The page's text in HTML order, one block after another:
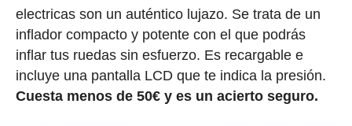
electricas son un auténtico lujazo. Se trata de un
inflador compacto y potente con el que podrás
inflar tus ruedas sin esfuerzo. Es recargable e
incluye una pantalla LCD que te indica la presión.
Cuesta menos de 50€ y es un acierto seguro.